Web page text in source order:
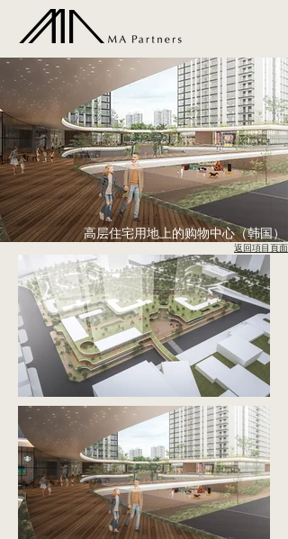
高层住宅用地上的购物中心（韩国）
返回項目頁面